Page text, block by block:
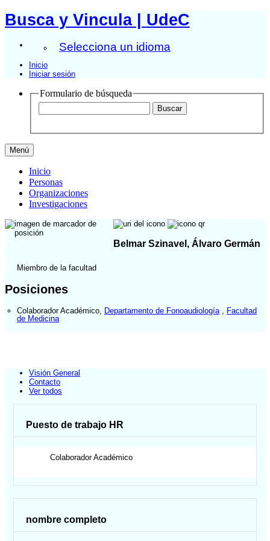
Busca y Vincula | UdeC
Selecciona un idioma
Inicio
Iniciar sesión
Formulario de búsqueda
Menú
Inicio
Personas
Organizaciones
Investigaciones
Belmar Szinavel, Álvaro Germán
Miembro de la facultad
Posiciones
Colaborador Académico Departamento de Fonoaudiología
Facultad
de Medicina
Visión General
Contacto
Ver todos
Puesto de trabajo HR
Colaborador Académico
nombre completo